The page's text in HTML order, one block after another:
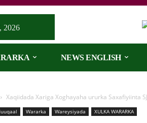
2026
NEWS ENGLISH
Xaqiidada Xariga Xoghayaha ururka Saxafiyiinta
Wararka Wareysiyada XULKA WARARKA